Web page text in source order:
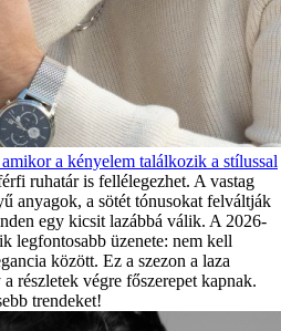
a kényelem találkozik a stílussal
ruhatár is fellélegezhet. A vastag
anyagok, a sötét tónusokat felváltják
egy kicsit lazábbá válik. A 2026-
legfontosabb üzenete: nem kell
között. Ez a szezon a laza
részletek végre főszerepet kapnak.
trendeket!